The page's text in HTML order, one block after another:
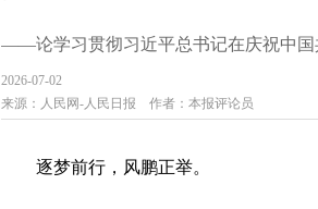
——论学习贯彻习近平总书记在庆祝中国
2026-07-02
来源： 人民网-人民日报 作者： 本报评论员
逐梦前行，风鹏正举。